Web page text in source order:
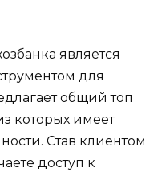
является
для
общий топ
которых имеет
Став клиентом
доступ к